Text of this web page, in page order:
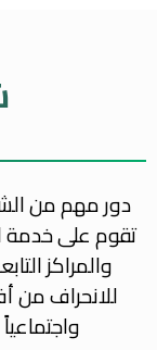
دور مهم من
تقوم على خدمة
والمراكز
للانحراف من